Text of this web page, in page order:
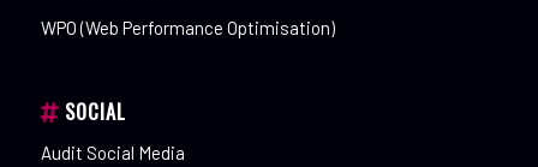
WPO (Web Performance Optimisation)
SOCIAL
Audit Social Media